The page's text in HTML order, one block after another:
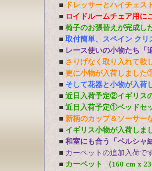
■
ドレッサーとハイチェス
■ ロイドルームチェア用に
■ 椅子のお張替えが完成し
■ 取付簡単、スペイン ク
■ レース使いの小物たち「
■ さりげなく取り入れて欲
■ 更に小物が入荷しました
■ そして花器と小物が入荷
■ 近日入荷予定②イギリス
■ 近日入荷予定①ベッドセ
■ 新柄のカップ＆ソーサー
■ イギリス小物が入荷しま
■ 和室にも合う「ペルシャ
■ カーペットの追加入荷で
■ カーペット （160 cm x